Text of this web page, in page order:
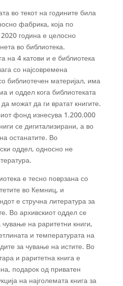
во текот на годините била
фабрика, која по
година е целосно
во библиотека.
на 4 катови и е библиотека
со најсовремена
библиотечен материјал, има
и оддел кога библиотеката
можат да ги вратат книгите.
фонд изнесува 1.200.000
се дигитализирани, а во
останатите. Во
оддел, односно не
е тесно поврзана со
во Кемниц, и
е стручна литература за
Во архивскиот оддел се
чување на раритетни книги,
и температурата на
за чување на истите. Во
и раритетна книга е
подарок од приватен
на најголемата книга за